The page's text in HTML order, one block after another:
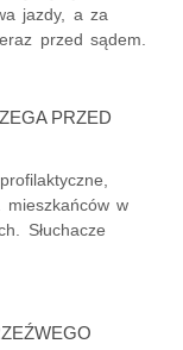
jazdy, a za
przed sądem.
PRZED
w
Słuchacze